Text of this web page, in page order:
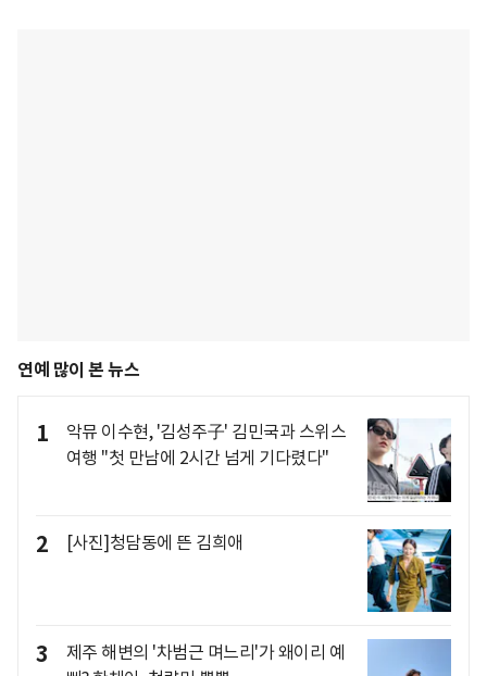
연예 많이 본 뉴스
1
악뮤 이수현, '김성주子' 김민국과 스위스
여행 "첫 만남에 2시간 넘게 기다렸다"
2 [사진]청담동에 뜬 김희애
3
제주 해변의 '차범근 며느리'가 왜이리 예